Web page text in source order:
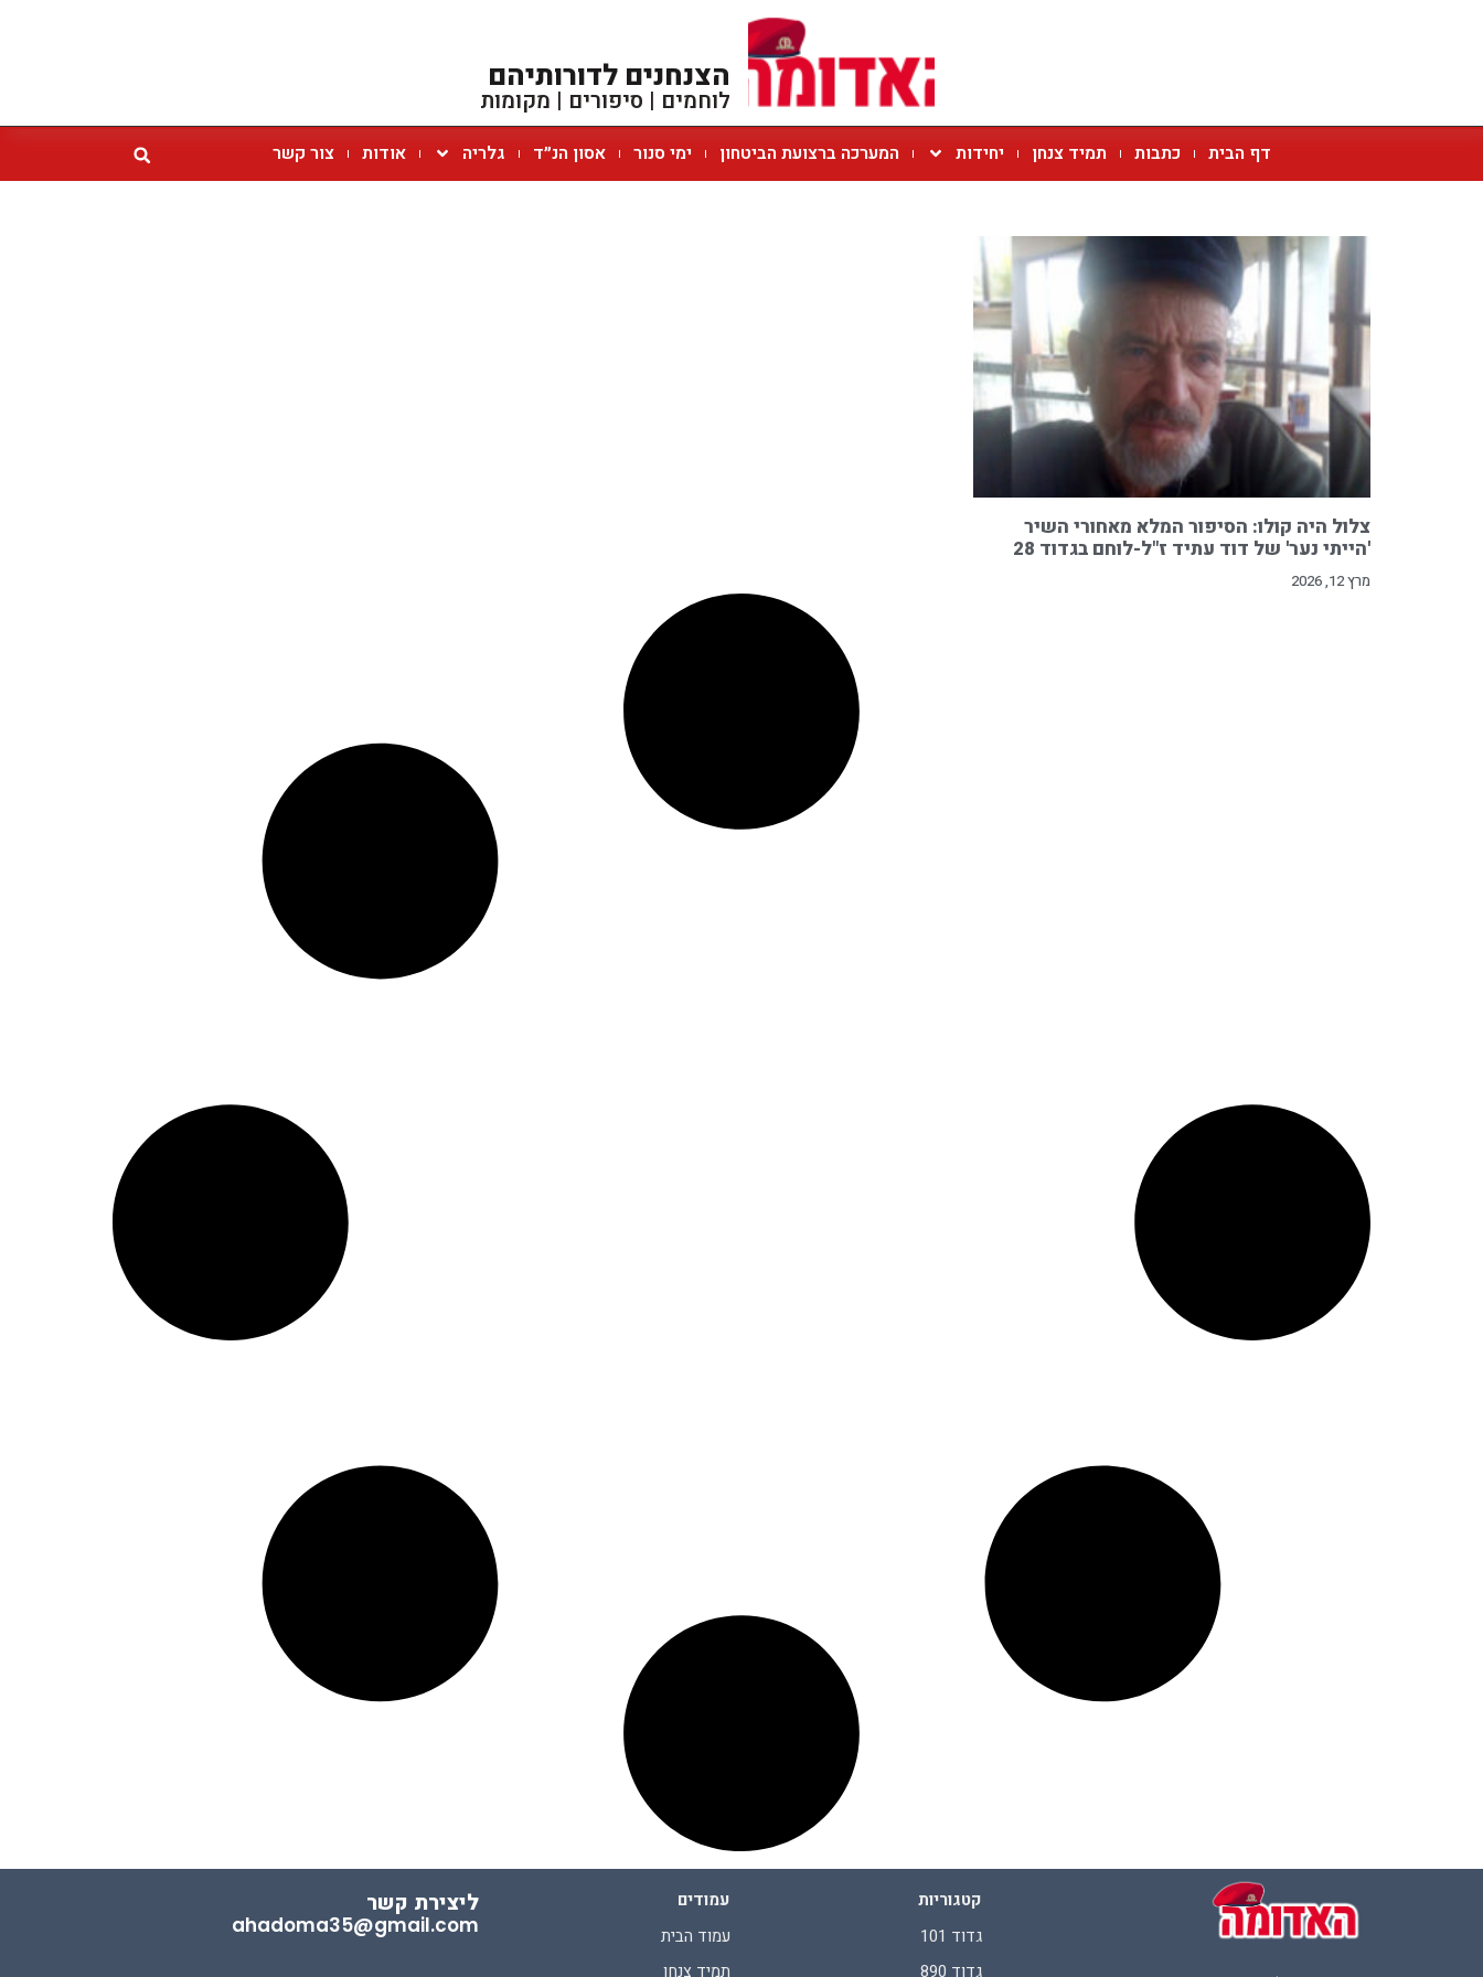
הצנחנים לדורותיהם
לוחמים | סיפורים | מקומות
דף הבית כתבות תמיד צנחן יחידות המערכה ברצועת הביטחון ימי סנור אסון הנ״ד גלריה אודות צור קשר
צלול היה קולו: הסיפור המלא מאחורי השיר
'הייתי נער' של דוד עתיד ז"ל-לוחם בגדוד 28
מרץ 12, 2026
קטגוריות
גדוד 101
גדוד 890
עמודים
עמוד הבית
תמיד צנחן
ליצירת קשר
ahadoma35@gmail.com